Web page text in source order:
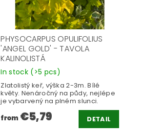
PHYSOCARPUS OPULIFOLIUS
'ANGEL GOLD' - TAVOLA
KALINOLISTÁ
In stock (>5 pcs)
Zlatolistý keř, výška 2-3m. Bílé
květy. Nenáročný na půdy, nejlépe
je vybarvený na plném slunci.
from €5,79 DETAIL